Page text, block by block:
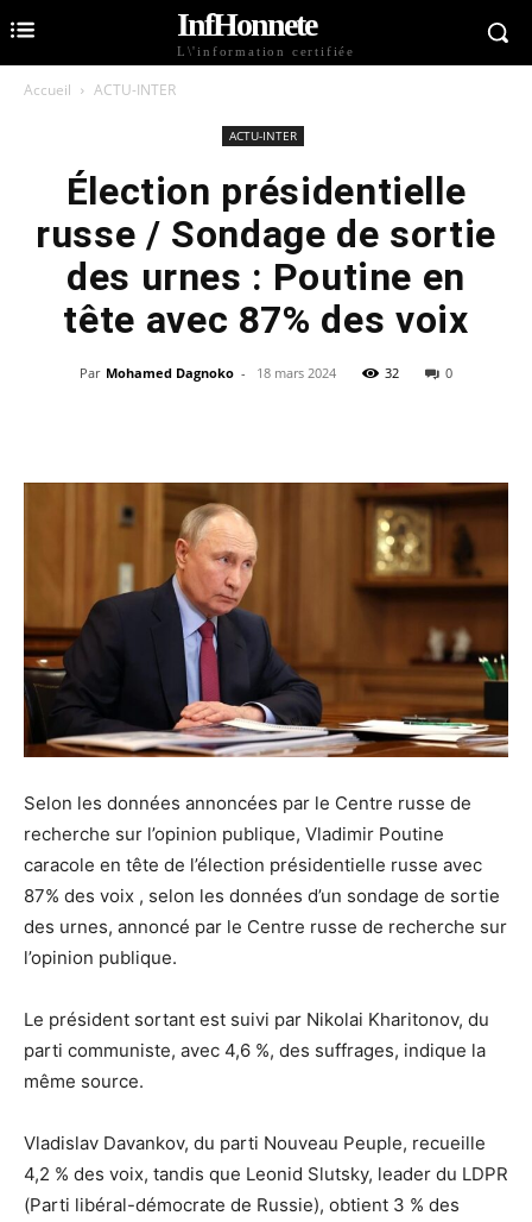
InfHonnete
L\'information certifiée
Accueil ACTU-INTER
ACTU-INTER
Élection présidentielle
russe / Sondage de sortie
des urnes : Poutine en
tête avec 87% des voix
Par Mohamed Dagnoko - 18 mars 2024 32 0
Selon les données annoncées par le Centre russe de
recherche sur l’opinion publique, Vladimir Poutine
caracole en tête de l’élection présidentielle russe avec
87% des voix , selon les données d’un sondage de sortie
des urnes, annoncé par le Centre russe de recherche sur
l’opinion publique.
Le président sortant est suivi par Nikolai Kharitonov, du
parti communiste, avec 4,6 %, des suffrages, indique la
même source.
Vladislav Davankov, du parti Nouveau Peuple, recueille
4,2 % des voix, tandis que Leonid Slutsky, leader du LDPR
(Parti libéral-démocrate de Russie), obtient 3 % des